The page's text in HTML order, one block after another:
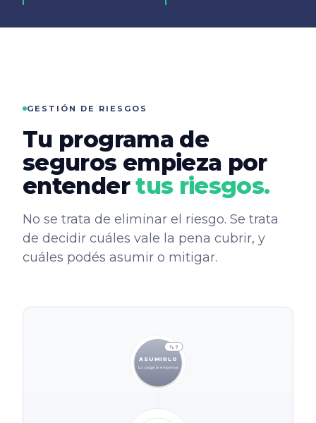
GESTIÓN DE RIESGOS
Tu programa de
seguros empieza por
entendertus riesgos.
No se trata de eliminar el riesgo. Se trata
de decidir cuáles vale la pena cubrir, y
cuáles podés asumir o mitigar.
% ?
ASUMIRLO
Lo paga la empresa